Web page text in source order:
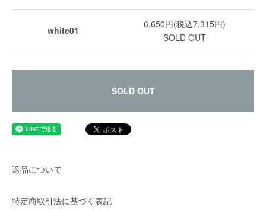
white01
6,650円(税込7,315円)
SOLD OUT
SOLD OUT
返品について
特定商取引法に基づく表記